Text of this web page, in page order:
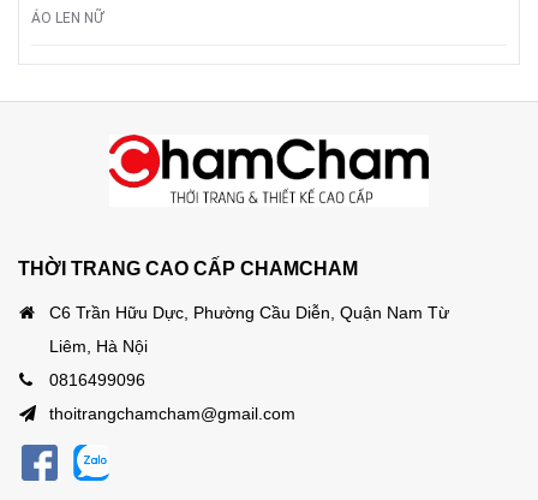
ÁO LEN NỮ
THỜI TRANG CAO CẤP CHAMCHAM
C6 Trần Hữu Dực, Phường Cầu Diễn, Quận Nam Từ
Liêm, Hà Nội
0816499096
thoitrangchamcham@gmail.com